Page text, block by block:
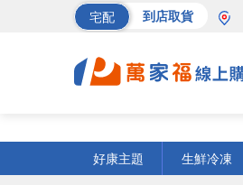
宅配 到店取貨
好康主題
生鮮冷凍